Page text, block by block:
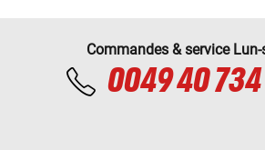
Commandes & service
0049 40 734